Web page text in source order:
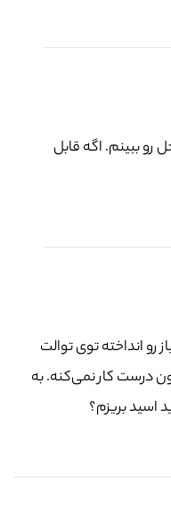
رو ببینم. اگه قابل
رو انداخته توی توالت
درست کار نمی‌کنه. به
اسید بریزم؟